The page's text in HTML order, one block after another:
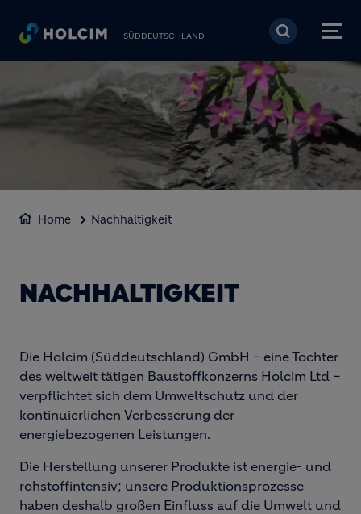
Direkt zum Inhalt
SÜDDEUTSCHLAND
Home Nachhaltigkeit
NACHHALTIGKEIT
Die Holcim (Süddeutschland) GmbH – eine Tochter
des weltweit tätigen Baustoffkonzerns Holcim Ltd –
verpflichtet sich dem Umweltschutz und der
kontinuierlichen Verbesserung der
energiebezogenen Leistungen.
Die Herstellung unserer Produkte ist energie- und
rohstoffintensiv; unsere Produktionsprozesse
haben deshalb großen Einfluss auf die Umwelt und